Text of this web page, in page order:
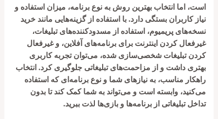
است، اما انتخاب بهترین روش به نوع برنامه، میزان استفاده و
نیاز کاربران بستگی دارد. با استفاده از گزینه‌هایی مانند خرید
نسخه‌های پریمیوم، استفاده از مسدودکننده‌های تبلیغات،
غیرفعال کردن اینترنت برای برنامه‌های آفلاین، و غیرفعال
کردن تبلیغات شخصی‌سازی شده، می‌توان تجربه کاربری
بهتری داشت و از مزاحمت‌های تبلیغاتی جلوگیری کرد. انتخاب
راهکار مناسب، به نیازهای شما و نوع برنامه‌ای که استفاده
می‌کنید، وابسته است و می‌تواند به شما کمک کند تا بدون
تداخل تبلیغاتی از برنامه‌ها و بازی‌ها لذت ببرید.